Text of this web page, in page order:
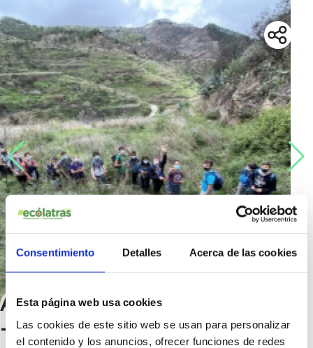
Consentimiento Detalles Acerca de las cookies
Esta página web usa cookies
Las cookies de este sitio web se usan para personalizar
el contenido y los anuncios, ofrecer funciones de redes
Aventura y Naturaleza Scout
- Scouts 105 Bentaya